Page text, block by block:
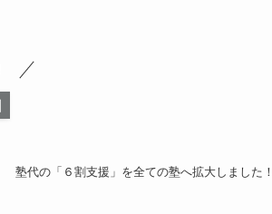
塾代の「６割支援」を全ての塾へ拡大しました！